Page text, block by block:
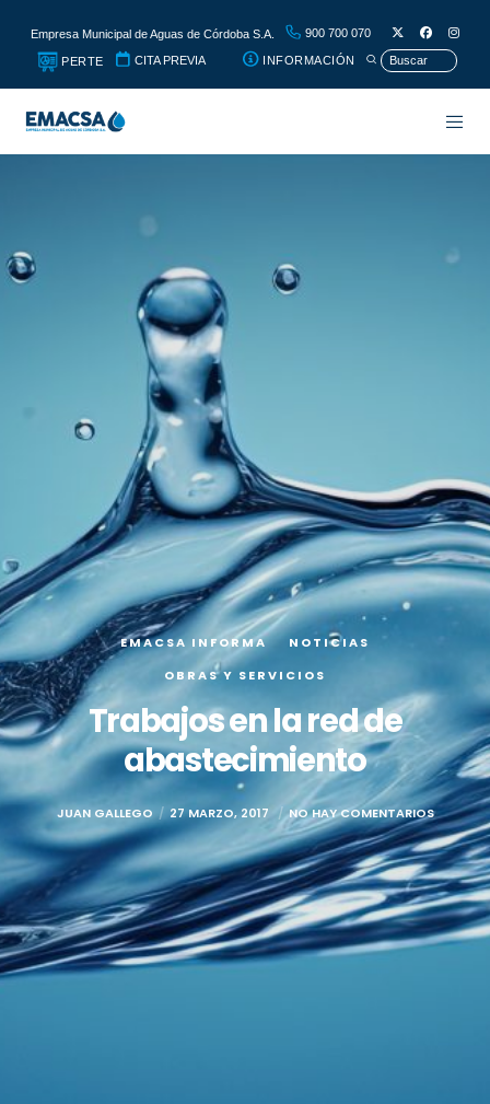
Empresa Municipal de Aguas de Córdoba S.A. 900 700 070
PERTE CITA PREVIA INFORMACIÓN
EMACSA INFORMA
NOTICIAS
OBRAS Y SERVICIOS
Trabajos en la red de
abastecimiento
JUAN GALLEGO 27 MARZO, 2017 NO HAY COMENTARIOS